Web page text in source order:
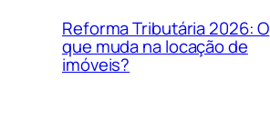
Reforma Tributária 2026: O
que muda na locação de
imóveis?